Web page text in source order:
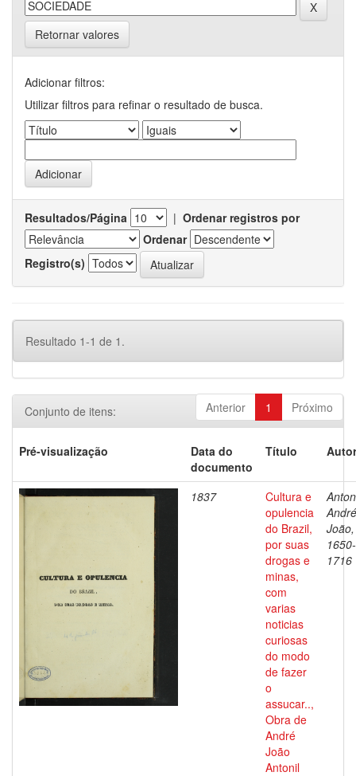
Retornar valores
Adicionar filtros:
Utilizar filtros para refinar o resultado de busca.
Resultados/Página | Ordenar registros por
Ordenar
Registro(s)
Resultado 1-1 de 1.
Anterior 1 Próximo
Conjunto de itens:
Pré-visualização
Data do
documento
Título
1837
Cultura e
opulencia
do Brazil,
por suas
drogas e
minas,
com
varias
noticias
curiosas
do modo
de fazer
o
assucar..,
Obra de
André
João
Antonil
André
João,
1650-
1716